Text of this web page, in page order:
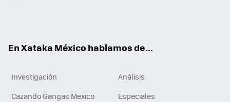
En Xataka México hablamos de...
Investigación
Análisis
Cazando Gangas Mexico
Especiales